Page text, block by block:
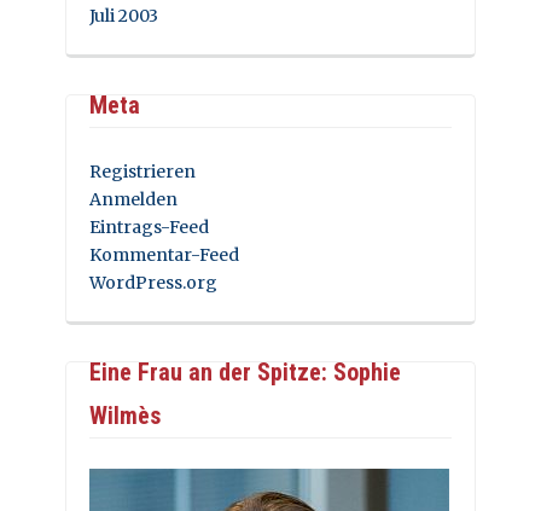
Juli 2003
Meta
Registrieren
Anmelden
Eintrags-Feed
Kommentar-Feed
WordPress.org
Eine Frau an der Spitze: Sophie
Wilmès